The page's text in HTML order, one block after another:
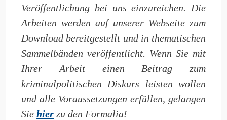
Veröffentlichung bei uns einzureichen. Die
Arbeiten werden auf unserer Webseite zum
Download bereitgestellt und in thematischen
Sammelbänden veröffentlicht. Wenn Sie mit
Ihrer Arbeit einen Beitrag zum
kriminalpolitischen Diskurs leisten wollen
und alle Voraussetzungen erfüllen, gelangen
Sie hier zu den Formalia!